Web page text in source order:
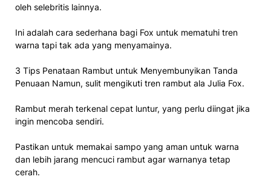
oleh selebritis lainnya.
Ini adalah cara sederhana bagi Fox untuk mematuhi tren
warna tapi tak ada yang menyamainya.
3 Tips Penataan Rambut untuk Menyembunyikan Tanda
Penuaan Namun, sulit mengikuti tren rambut ala Julia Fox.
Rambut merah terkenal cepat luntur, yang perlu diingat jika
ingin mencoba sendiri.
Pastikan untuk memakai sampo yang aman untuk warna
dan lebih jarang mencuci rambut agar warnanya tetap
cerah.